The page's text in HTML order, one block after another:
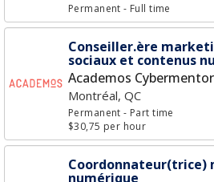
Permanent- Full time
Conseiller.ère
sociaux et contenus
Academos
Montréal, QC
Permanent- Part time
$30,75 per hour
Coordonnateur(trice)
numérique